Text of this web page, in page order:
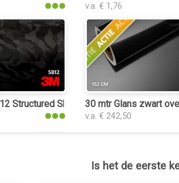
v.a. € 1,76
Structured Shadow Black interieurfolie
30 mtr Glans zwart
v.a. € 242,50
Is het de eerste